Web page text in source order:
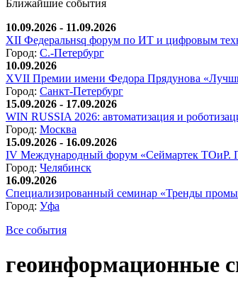
Ближайшие события
10.09.2026 - 11.09.2026
XII Федеральнsq форум по ИТ и цифровым
Город: С.-Петербург
10.09.2026
XVII Премии имени Федора Прядунова
Город: Санкт-Петербург
15.09.2026 - 17.09.2026
WIN RUSSIA 2026: автоматизация и
Город: Москва
15.09.2026 - 16.09.2026
IV Международный форум «Сеймартек ТОиР.
Город: Челябинск
16.09.2026
Специализированный семинар «Тренды
Город: Уфа
Все события
геоинформационные